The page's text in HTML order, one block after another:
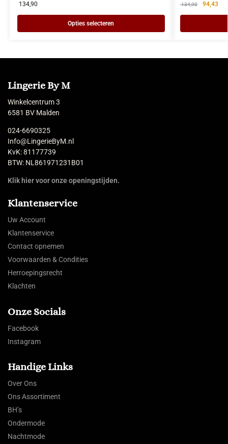
134,90
Opties selecteren
134,90 94,43
Lingerie By M
Winkelcentrum 3
6581 BV Malden
024-6690325
Info@LingerieByM.nl
KvK: 81177739
BTW: NL861971231B01
Klik hier voor onze openingstijden.
Klantenservice
Uw Account
Klantenservice
Contact opnemen
Voorwaarden & Condities
Herroepingsrecht
Klachten
Onze Socials
Facebook
Instagram
Handige Links
Over Ons
Ons Assortiment
BH’s
Ondermode
Nachtmode